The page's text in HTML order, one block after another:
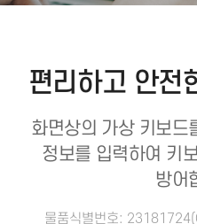
편리하고 안전
화면상의 가상 키보드
정보를 입력하여 키
방어
물품식별번호: